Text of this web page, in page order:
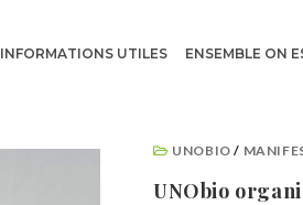
INFORMATIONS UTILES ENSEMBLE ON
UNOBIO /
UNObio